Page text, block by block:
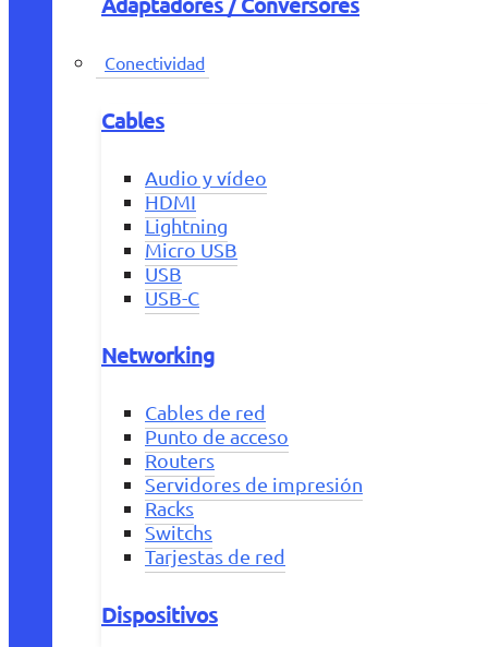
Conectividad
Cables
Audio y vídeo
HDMI
Lightning
Micro USB
USB
USB-C
Networking
Cables de red
Punto de acceso
Routers
Servidores de impresión
Racks
Switchs
Tarjestas de red
Dispositivos